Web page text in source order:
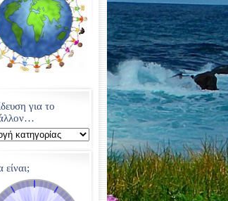
για το
είναι;